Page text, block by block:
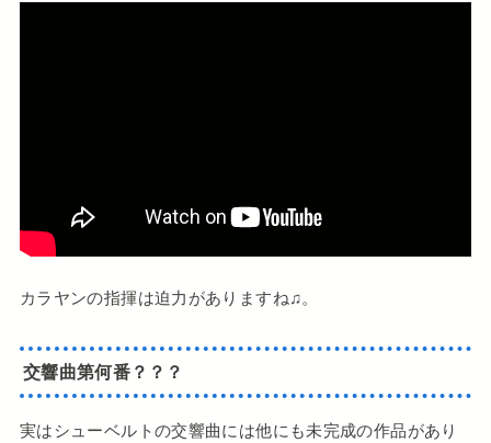
カラヤンの指揮は迫力がありますね♫。
交響曲第何番？？？
実はシューベルトの交響曲には他にも未完成の作品があり